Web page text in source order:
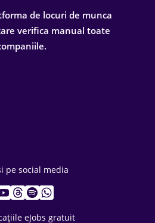
de locuri de munca
verifica manual toate
pe social media
eJobs gratuit